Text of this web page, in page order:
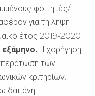
φοιτητές/
για τη λήψη
έτος 2019-2020
εξάμηνο. Η χορήγηση
των
κριτηρίων.
δαπάνη